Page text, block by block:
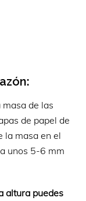
de las
de papel de
la masa en el
unos 5-6 mm
altura puedes